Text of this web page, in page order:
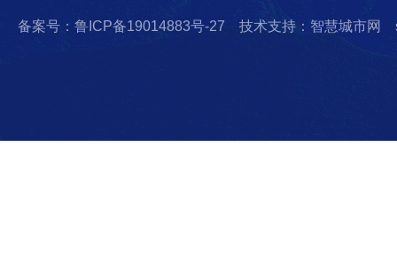
备案号：鲁ICP备19014883号-27 技术支持：智慧城市网